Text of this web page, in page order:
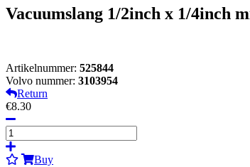
Vacuumslang 1/2inch x 1/4inch
Artikelnummer: 525844
Volvo nummer: 3103954
Return
€8.30
Buy